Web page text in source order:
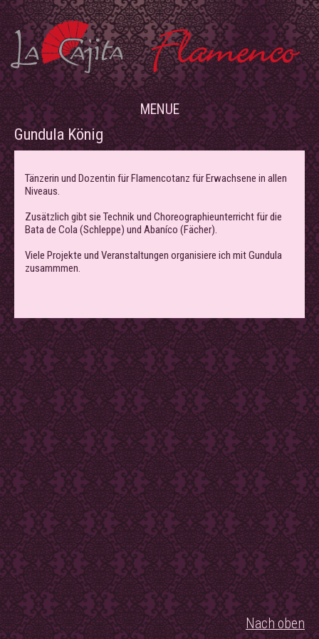
MENUE
Gundula König
Tänzerin und Dozentin für Flamencotanz für Erwachsene in allen
Niveaus.
Zusätzlich gibt sie Technik und Choreographieunterricht für die
Bata de Cola (Schleppe) und Abaníco (Fächer).
Viele Projekte und Veranstaltungen organisiere ich mit Gundula
zusammmen.
Nach oben